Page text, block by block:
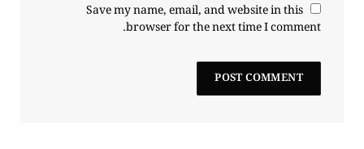
Save my name, email, and website in this
browser for the next time I comment.